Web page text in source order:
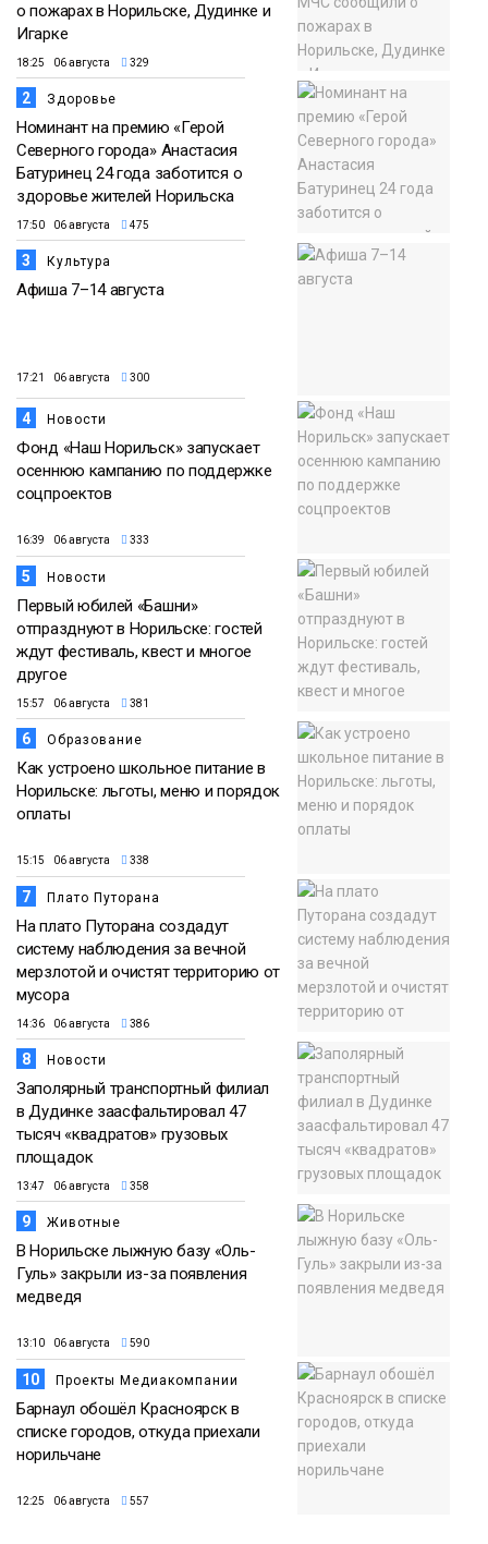
о пожарах в Норильске, Дудинке и
Игарке
18:25 06 августа 329
2 Здоровье
Номинант на премию «Герой
Северного города» Анастасия
Батуринец 24 года заботится о
здоровье жителей Норильска
17:50 06 августа 475
3 Культура
Афиша 7–14 августа
17:21 06 августа 300
4 Новости
Фонд «Наш Норильск» запускает
осеннюю кампанию по поддержке
соцпроектов
16:39 06 августа 333
5 Новости
Первый юбилей «Башни»
отпразднуют в Норильске: гостей
ждут фестиваль, квест и многое
другое
15:57 06 августа 381
6 Образование
Как устроено школьное питание в
Норильске: льготы, меню и порядок
оплаты
15:15 06 августа 338
7 Плато Путорана
На плато Путорана создадут
систему наблюдения за вечной
мерзлотой и очистят территорию от
мусора
14:36 06 августа 386
8 Новости
Заполярный транспортный филиал
в Дудинке заасфальтировал 47
тысяч «квадратов» грузовых
площадок
13:47 06 августа 358
9 Животные
В Норильске лыжную базу «Оль-
Гуль» закрыли из-за появления
медведя
13:10 06 августа 590
10 Проекты Медиакомпании
Барнаул обошёл Красноярск в
списке городов, откуда приехали
норильчане
12:25 06 августа 557